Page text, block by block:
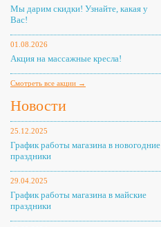
Мы дарим скидки! Узнайте, какая у
Вас!
01.08.2026
Акция на массажные кресла!
Смотреть все акции →
Новости
25.12.2025
График работы магазина в новогодние
праздники
29.04.2025
График работы магазина в майские
праздники